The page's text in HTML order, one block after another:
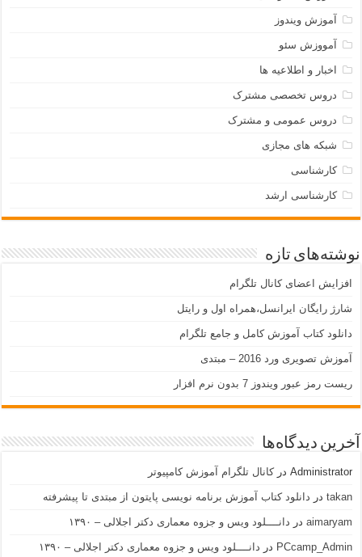
آموزش ویندوز
آمووزش سئو
اخبار و اطلاعیه ها
دروس تخصصی مشترک
دروس عمومی و مشترک
شبکه های مجازی
کارشناسی
کارشناسی ارشد
نوشته‌های تازه
افزایش اعضای کانال تلگرام
شارژ رایگان ایرانسل،همراه اول و رایتل
دانلود کتاب آموزش کامل و جامع تلگرام
آموزش تصویری ورد 2016 – مبتدی
ریست رمز عبور ویندوز 7 بدون نرم افزار
آخرین دیدگاه‌ها
Administrator درکانال تلگرام آموزش کامپیوتر
takan در دانلود کتاب آموزش برنامه نویسی پایتون از مبتدی تا پیشرفته
aimaryam در دانــــلود ویس و جزوه معماری دکتر اجلالی – ۱۳۹۰
PCcamp_Admin در دانــــلود ویس و جزوه معماری دکتر اجلالی – ۱۳۹۰